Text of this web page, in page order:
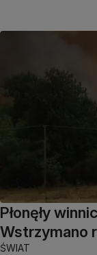
Płonęły
Wstrzymano
ŚWIAT